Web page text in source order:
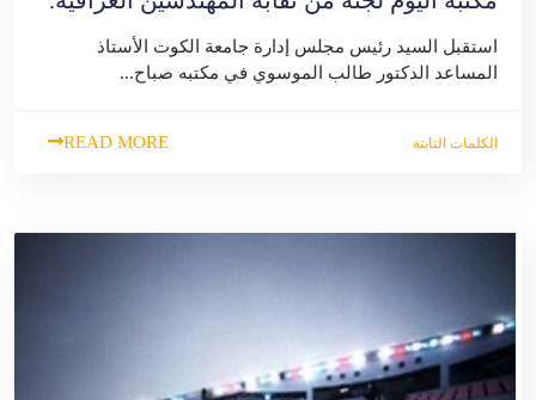
المساعد الدكتور طالب الموسوي في مكتبه صباح...
الكلمات الثابتة READ MORE